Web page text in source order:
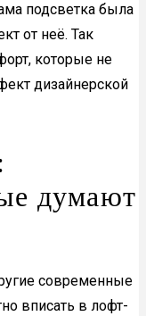
подсветка была
от неё. Так
которые не
дизайнерской
думают
современные
вписать в лофт-